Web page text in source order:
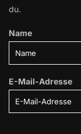
du.
Name
E-Mail-Adresse